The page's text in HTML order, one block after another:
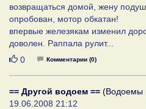
возвращаться домой, жену
опробован, мотор обкатан!
впервые железякам изменил
доволен. Раппала рулит...
Нравится
0 Комментарии (0)
== Другой водоем == (Водоемы
19.06.2008 21:12